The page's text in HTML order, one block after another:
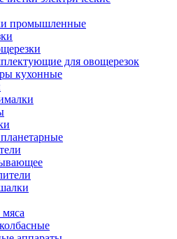
промышленные
для овощерезок
кухонные